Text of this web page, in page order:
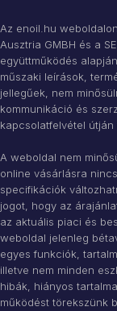
Az enoil.hu
Ausztria GMBH és a
együttműködés
műszaki leírások,
jellegűek, nem
kommunikáció és
kapcsolatfelvétel útján
A weboldal nem
online vásárlásra
specifikációk
jogot, hogy az
az aktuális piaci és
weboldal jelenleg
egyes funkciók,
illetve nem minden
hibák, hiányos
működést törekszünk